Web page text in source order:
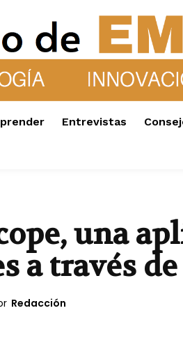
Entrevistas
una
a través
Redacción